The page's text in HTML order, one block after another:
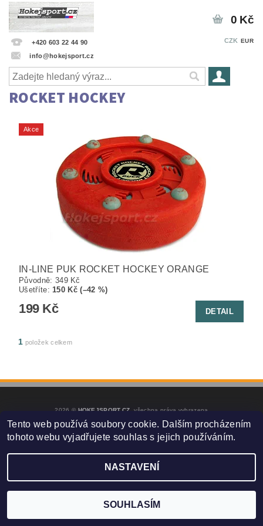
+420 603 22 44 90
info@hokejsport.cz
CZK EUR
0 Kč
ROCKET HOCKEY
Akce
IN-LINE PUK ROCKET HOCKEY ORANGE
Původně: 349 Kč
Ušetříte:150 Kč (–42 %)
199 Kč DETAIL
1 položek celkem
2026 © HOKEJSPORT.CZ , všechna práva vyhrazena
Vytvořil Shoptet
Tento web používá soubory cookie. Dalším procházením
tohoto webu vyjadřujete souhlas s jejich používáním.
NASTAVENÍ
SOUHLASÍM